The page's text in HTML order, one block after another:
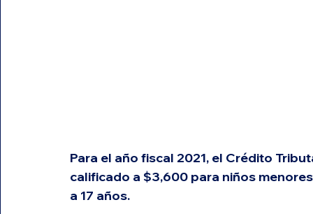
Para el año fiscal 2021, el Crédito
calificado a $3,600 para niños
a 17 años.